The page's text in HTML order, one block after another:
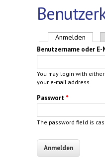
Haupt-
Anmelden
Benutzername oder
You may login with
your e-mail address.
Passwort *
The password field is